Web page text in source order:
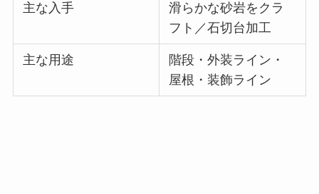
主な入手
滑らかな砂岩をクラ
フト／石切台加工
主な用途
階段・外装ライン・
屋根・装飾ライン